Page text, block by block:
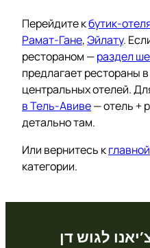
Перейдите кбутик-
Рамат-Гане,Эйлату.
рестораном —раздел
предлагает рестораны
центральных отелей.
в Тель-Авиве— отель +
детально там.
Или вернитесь кглавной
категории.
לגוש דן